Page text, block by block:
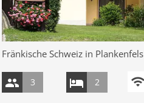
Fränkische Schweiz in Plankenfels
3 2